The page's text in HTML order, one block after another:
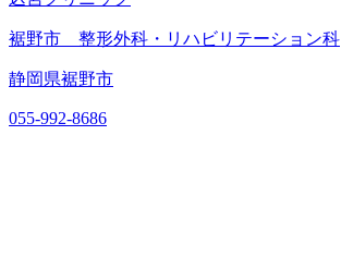
裾野市 整形外科・リハビリテーション科
静岡県裾野市
055-992-8686